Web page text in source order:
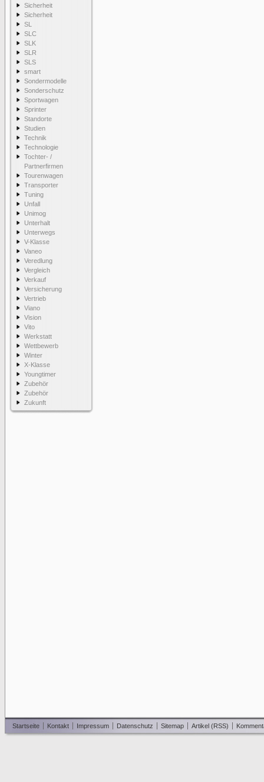
Sicherheit
Sicherheit
SL
SLC
SLK
SLR
SLS
smart
Sondermodelle
Sonderschutz
Sportwagen
Sprinter
Standorte
Studien
Technik
Technologie
Tochter- /
Partnerfirmen
Tourenwagen
Transporter
Tuning
Unfall
Unimog
Unterhalt
Unterwegs
V-Klasse
Vaneo
Veredlung
Vergleich
Verkauf
Versicherung
Vertrieb
Viano
Vision
Vito
Werkstatt
Wettbewerb
Winter
X-Klasse
Youngtimer
Zubehör
Zubehör
Zukunft
Startseite Kontakt Impressum Datenschutz Sitemap Artikel (RSS)